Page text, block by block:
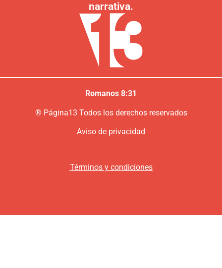
narrativa.
Romanos 8:31
® Página13 Todos los derechos reservados
Aviso de privacidad
Términos y condiciones